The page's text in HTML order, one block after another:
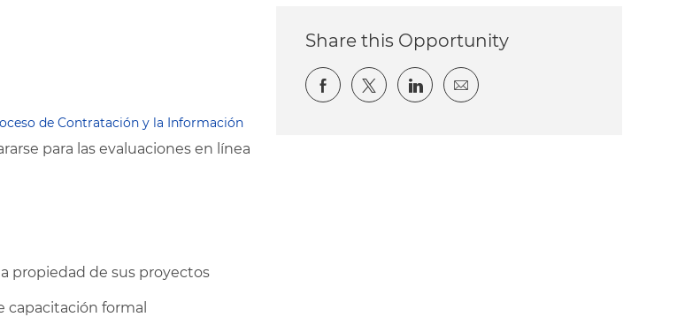
de Contratación y la Información
para las evaluaciones en línea
propiedad de sus proyectos
capacitación formal
Share this Opportunity
Share via Facebook
Share via twitter
Share via LinkedIn
Share via email